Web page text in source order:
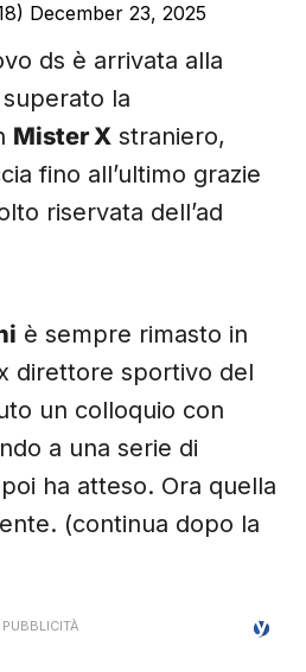
December 23, 2025
ds è arrivata alla
la
Mister X straniero,
fino all’ultimo grazie
riservata dell’ad
è sempre rimasto in
direttore sportivo del
un colloquio con
a una serie di
ha atteso. Ora quella
(continua dopo la